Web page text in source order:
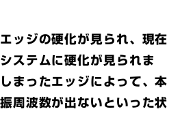
ッジの硬化が見られ、現在
ステムに硬化が見られま
まったエッジによって、本
周波数が出ないといった状